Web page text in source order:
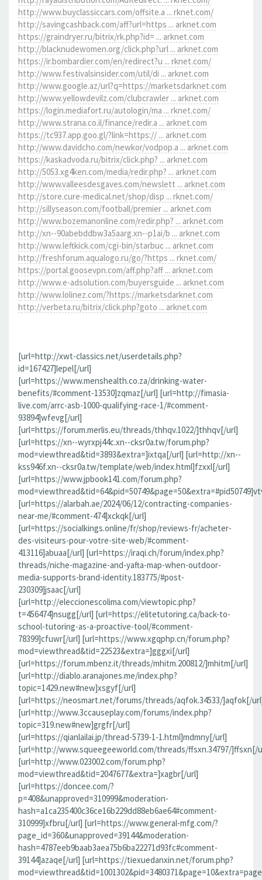
http://www.buyclassiccars.com/offsite.a ... rknet.com/
http://savingcashback.com/aff?url=https ... arknet.com
https://graindryer.ru/bitrix/rk.php?id= ... arknet.com
http://blacknudewomen.org/click.php?url ... arknet.com
https://ir.bombardier.com/en/redirect?u ... rknet.com/
http://www.festivalsinsider.com/util/di ... arknet.com
http://www.google.az/url?q=https://marketsdarknet.com
http://www.yellowdevilz.com/clubcrawler ... arknet.com
https://login.mediafort.ru/autologin/ma ... rknet.com/
http://www.strana.co.il/finance/redir.a ... arknet.com
https://tc937.app.goo.gl/?link=https:// ... arknet.com
http://www.davidcho.com/newkor/vodpop.a ... arknet.com
https://kaskadvoda.ru/bitrix/click.php? ... arknet.com
http://5053.xg4ken.com/media/redir.php? ... arknet.com
http://www.valleesdesgaves.com/newslett ... arknet.com
http://store.cure-medical.net/shop/disp ... rknet.com/
http://sillyseason.com/football/premier ... arknet.com
http://www.bozemanonline.com/redir.php? ... arknet.com
http://xn--90abebddbw3a5aarg.xn--p1ai/b ... arknet.com
http://www.leftkick.com/cgi-bin/starbuc ... arknet.com
http://freshforum.aqualogo.ru/go/?https ... rknet.com/
https://portal.goosevpn.com/aff.php?aff ... arknet.com
http://www.e-adsolution.com/buyersguide ... arknet.com
http://www.lolinez.com/?https://marketsdarknet.com
http://verbeta.ru/bitrix/click.php?goto ... arknet.com
[url=http://xwt-classics.net/userdetails.php?
id=167427]lepel[/url]
[url=https://www.menshealth.co.za/drinking-water-
benefits/#comment-13530]zqmaz[/url] [url=http://fimasia-
live.com/arrc-asb-1000-qualifying-race-1/#comment-
93894]wfevg[/url]
[url=https://forum.merlis.eu/threads/thhqv.1022/]thhqv[/url]
[url=https://xn--wyrxpj44c.xn--cksr0a.tw/forum.php?
mod=viewthread&tid=3893&extra=]ixtqa[/url] [url=http://xn--
kss946f.xn--cksr0a.tw/template/web/index.html]fzxxl[/url]
[url=https://www.jpbook141.com/forum.php?
[url=https://alarbah.ae/2024/06/12/contracting-companies-
near-me/#comment-474]xckqk[/url]
[url=https://socialkings.online/fr/shop/reviews-fr/acheter-
des-visiteurs-pour-votre-site-web/#comment-
413116]abuaa[/url] [url=https://iraqi.ch/forum/index.php?
threads/niche-magazine-and-yafta-map-when-outdoor-
media-supports-brand-identity.183775/#post-
230309]jsaac[/url]
[url=http://eleccionescolima.com/viewtopic.php?
t=456474]nsugg[/url] [url=https://elitetutoring.ca/back-to-
school-tutoring-as-a-proactive-tool/#comment-
78399]cfuwr[/url] [url=https://www.xgqphp.cn/forum.php?
mod=viewthread&tid=22523&extra=]gggxi[/url]
[url=https://forum.mbenz.it/threads/mhitm.200812/]mhitm[/url]
[url=http://diablo.aranajones.me/index.php?
topic=1429.new#new]xsgyf[/url]
[url=https://neosmart.net/forums/threads/aqfok.34533/]aqfok[/
[url=http://www.3ccauseplay.com/forums/index.php?
topic=319.new#new]grgfr[/url]
[url=https://qianlailai.jp/thread-5739-1-1.html]mdmny[/url]
[url=http://www.squeegeeworld.com/threads/ffsxn.34797/]ffsxn[/
[url=http://www.023002.com/forum.php?
mod=viewthread&tid=2047677&extra=]xagbr[/url]
[url=https://doncee.com/?
p=408&unapproved=310999&moderation-
hash=a1ca235400c36ce16b229dd88eb6ae64#comment-
310999]xfbru[/url] [url=https://www.general-mfg.com/?
page_id=360&unapproved=39144&moderation-
hash=4787eeb9baab3aea75b6ba22271d93fc#comment-
39144]azaqe[/url] [url=https://tiexuedanxin.net/forum.php?